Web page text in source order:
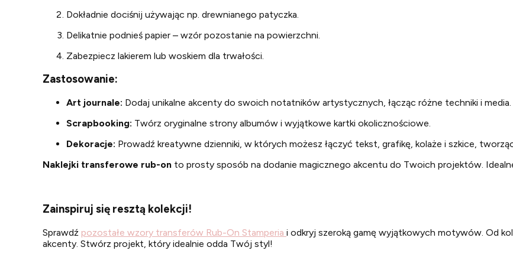
Dokładnie dociśnij używając np. drewnianego patyczka.
Delikatnie podnieś papier – wzór pozostanie na powierzchni.
Zabezpiecz lakierem lub woskiem dla trwałości.
Zastosowanie:
Art journale: Dodaj unikalne akcenty do swoich notatników artystycznych, łącząc różne techniki i media.
Scrapbooking: Twórz oryginalne strony albumów i wyjątkowe kartki okolicznościowe.
Dekoracje: Prowadź kreatywne dzienniki, w których możesz łączyć tekst, grafikę, kolaże i szkice,
Naklejki transferowe rub-on to prosty sposób na dodanie magicznego akcentu do Twoich projektów.
Zainspiruj się resztą kolekcji!
Sprawdź pozostałe wzory transferów Rub-On Stamperia i odkryj szeroką gamę wyjątkowych motywów. Od
akcenty. Stwórz projekt, który idealnie odda Twój styl!